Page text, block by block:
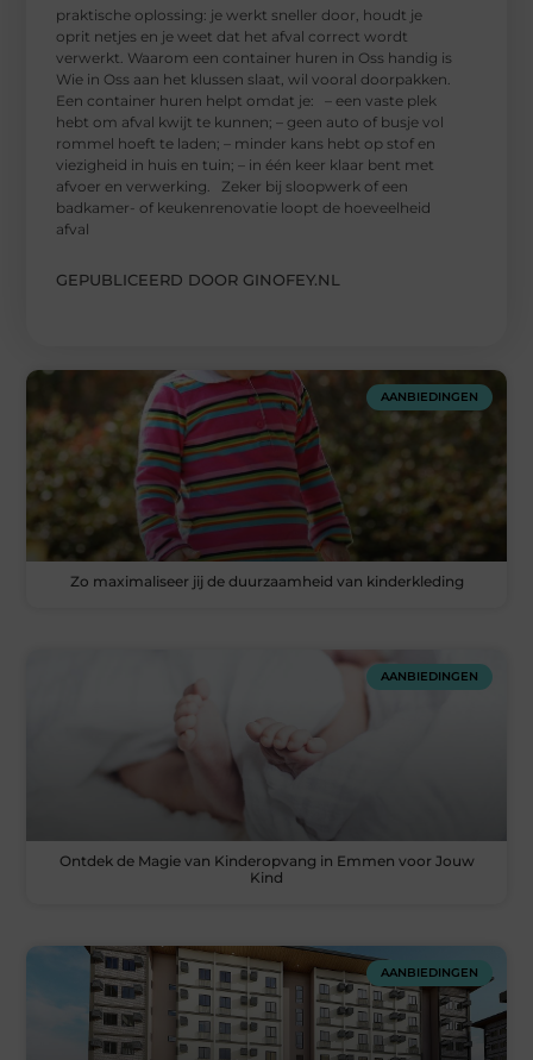
praktische oplossing: je werkt sneller door, houdt je
oprit netjes en je weet dat het afval correct wordt
verwerkt. Waarom een container huren in Oss handig is
Wie in Oss aan het klussen slaat, wil vooral doorpakken.
Een container huren helpt omdat je: – een vaste plek
hebt om afval kwijt te kunnen; – geen auto of busje vol
rommel hoeft te laden; – minder kans hebt op stof en
viezigheid in huis en tuin; – in één keer klaar bent met
afvoer en verwerking. Zeker bij sloopwerk of een
badkamer- of keukenrenovatie loopt de hoeveelheid
afval
GEPUBLICEERD DOOR GINOFEY.NL
AANBIEDINGEN
Zo maximaliseer jij de duurzaamheid van kinderkleding
AANBIEDINGEN
Ontdek de Magie van Kinderopvang in Emmen voor Jouw
Kind
AANBIEDINGEN